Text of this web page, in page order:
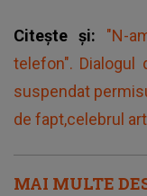
Citește și: "N-
telefon". Dialogul
suspendat
de fapt,celebrul
MAI MULTE